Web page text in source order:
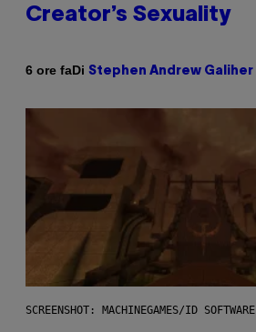
Creator’s Sexuality
6 ore faDi Stephen Andrew Galiher
SCREENSHOT: MACHINEGAMES/ID SOFTWARE